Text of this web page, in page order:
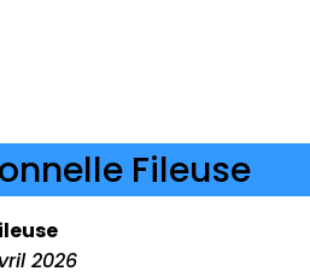
Fileuse
2026